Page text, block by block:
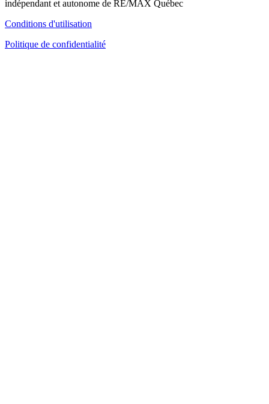
indépendant et autonome de RE/MAX Québec
Conditions d'utilisation
Politique de confidentialité